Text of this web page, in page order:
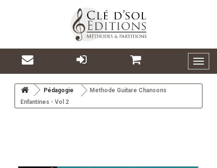
Toggle
Pédagogie
Methode Guitare Chansons
Enfantines - Vol 2